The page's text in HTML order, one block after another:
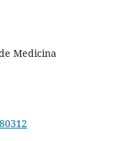
Medicina